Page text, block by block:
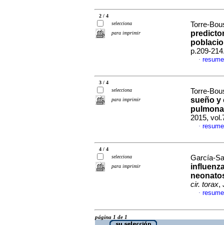
2 / 4
selecciona
para imprimir
Torre-
p.209-
·
3 / 4
selecciona
para imprimir
Torre-
sueño y
2015,
·
4 / 4
selecciona
para imprimir
García-
cir. torax,
·
página 1 de 1